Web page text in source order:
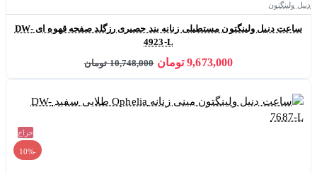
دنیل ولینگتون
ساعت دنیل ولینگتون مستطیلی زنانه بند حصیری رزگلد صفحه قهوه ای DW-
4923-L
9,673,000 تومان 10,748,000 تومان
حراج
-10%